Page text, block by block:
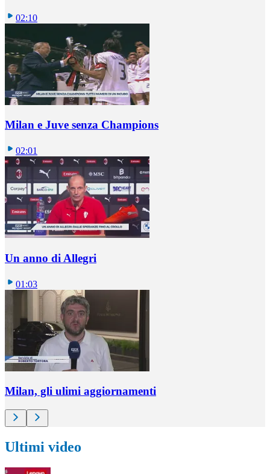
02:10
Milan e Juve senza Champions
02:01
Un anno di Allegri
01:03
Milan, gli ulimi aggiornamenti
Ultimi video